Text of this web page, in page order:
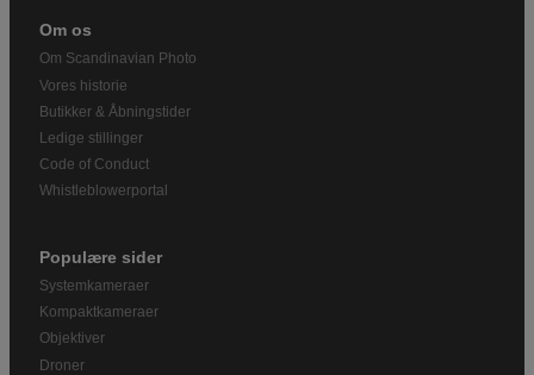
Om os
Om Scandinavian Photo
Vores historie
Butikker & Åbningstider
Ledige stillinger
Code of Conduct
Whistleblowerportal
Populære sider
Systemkameraer
Kompaktkameraer
Objektiver
Droner